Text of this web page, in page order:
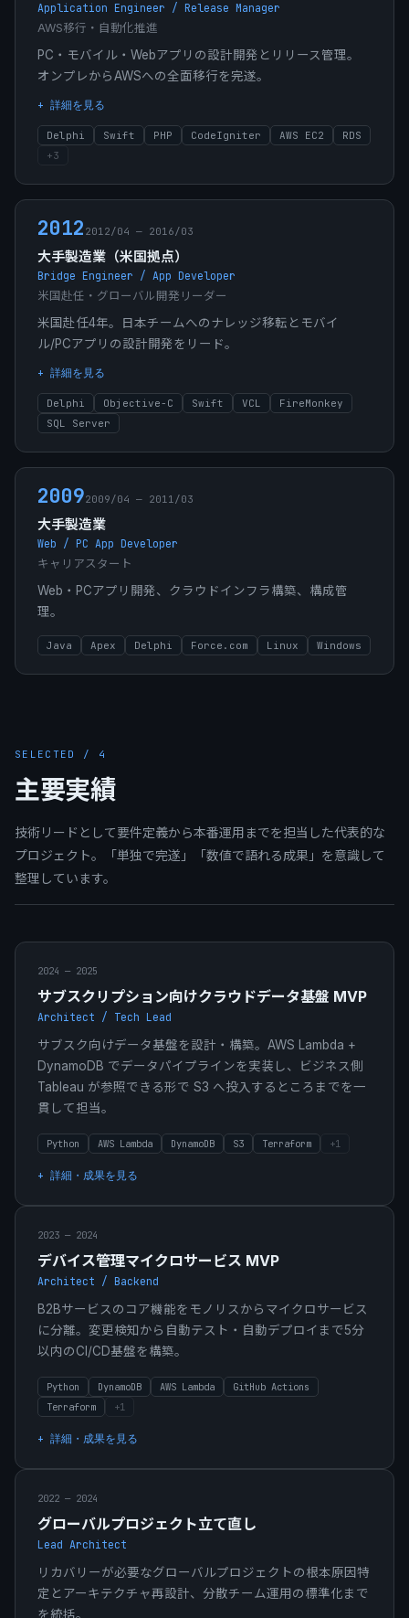
Application Engineer / Release Manager
AWS移行・自動化推進
PC・モバイル・Webアプリの設計開発とリリース管理。
オンプレからAWSへの全面移行を完遂。
+ 詳細を見る
Delphi Swift PHP CodeIgniter AWS EC2
RDS
+3
2012 2012/04 — 2016/03
大手製造業（米国拠点）
Bridge Engineer / App Developer
米国赴任・グローバル開発リーダー
米国赴任4年。日本チームへのナレッジ移転とモバイ
ル/PCアプリの設計開発をリード。
+ 詳細を見る
Delphi Objective-C Swift VCL
FireMonkey
SQL Server
20092009/04 — 2011/03
大手製造業
Web / PC App Developer
キャリアスタート
Web・PCアプリ開発、クラウドインフラ構築、構成管
理。
Java Apex Delphi Force.com Linux Windows
SELECTED / 4
主要実績
技術リードとして要件定義から本番運用までを担当した代表的な
プロジェクト。「単独で完遂」「数値で語れる成果」を意識して
整理しています。
2024 — 2025
サブスクリプション向けクラウドデータ基盤 MVP
Architect / Tech Lead
サブスク向けデータ基盤を設計・構築。AWS Lambda +
DynamoDB でデータパイプラインを実装し、ビジネス側
Tableau が参照できる形で S3 へ投入するところまでを一
貫して担当。
Python AWS Lambda DynamoDB S3 Terraform +1
+ 詳細・成果を見る
2023 — 2024
デバイス管理マイクロサービス MVP
Architect / Backend
B2Bサービスのコア機能をモノリスからマイクロサービス
に分離。変更検知から自動テスト・自動デプロイまで5分
以内のCI/CD基盤を構築。
Python DynamoDB AWS Lambda
GitHub Actions
Terraform
+1
+ 詳細・成果を見る
2022 — 2024
グローバルプロジェクト立て直し
Lead Architect
リカバリーが必要なグローバルプロジェクトの根本原因特
定とアーキテクチャ再設計、分散チーム運用の標準化まで
を統括。